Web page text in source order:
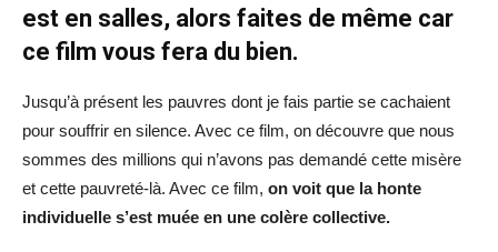
est en salles, alors faites de même car
ce film vous fera du bien.
Jusqu’à présent les pauvres dont je fais partie se cachaient
pour souffrir en silence. Avec ce film, on découvre que nous
sommes des millions qui n’avons pas demandé cette misère
et cette pauvreté-là. Avec ce film, on voit que la honte
individuelle s’est muée en une colère collective.